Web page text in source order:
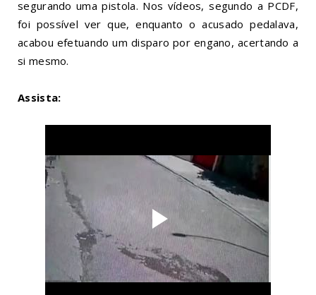
segurando uma pistola. Nos vídeos, segundo a PCDF,
foi possível ver que, enquanto o acusado pedalava,
acabou efetuando um disparo por engano, acertando a
si mesmo.
Assista: